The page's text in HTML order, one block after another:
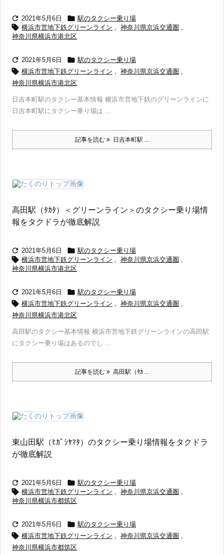
 2021年5月6日  駅のタクシー乗り場
 横浜市営地下鉄グリーンライン , 神奈川県京浜交通圏 ,
神奈川県横浜市港北区
 2021年5月6日  駅のタクシー乗り場
 横浜市営地下鉄グリーンライン , 神奈川県京浜交通圏 ,
神奈川県横浜市港北区
日吉本町駅のタクシー基本情報 横浜市営地下鉄のグリーンラインに
日吉本町駅にタクシー乗り場は ...
記事を読む 日吉本町駅 ...
高田駅（ﾀｶﾀ）＜グリーンライン＞のタクシー乗り場情
報をタクドラが徹底解説
 2021年5月6日  駅のタクシー乗り場
 横浜市営地下鉄グリーンライン , 神奈川県京浜交通圏 ,
神奈川県横浜市港北区
 2021年5月6日  駅のタクシー乗り場
 横浜市営地下鉄グリーンライン , 神奈川県京浜交通圏 ,
神奈川県横浜市港北区
高田駅のタクシー基本情報 横浜市営地下鉄グリーンラインの高田駅
にタクシー乗り場はあるのでし ...
記事を読む 高田駅（ﾀｶ ...
東山田駅（ﾋｶﾞｼﾔﾏﾀ）のタクシー乗り場情報をタクドラ
が徹底解説
 2021年5月6日  駅のタクシー乗り場
 横浜市営地下鉄グリーンライン , 神奈川県京浜交通圏 ,
神奈川県横浜市都筑区
 2021年5月6日  駅のタクシー乗り場
 横浜市営地下鉄グリーンライン , 神奈川県京浜交通圏 ,
神奈川県横浜市都筑区